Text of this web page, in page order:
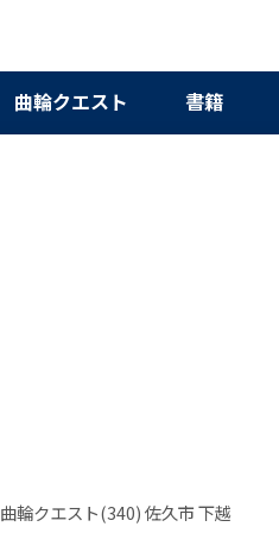
曲輪クエスト 書籍
曲輪クエスト(340) 佐久市 下越